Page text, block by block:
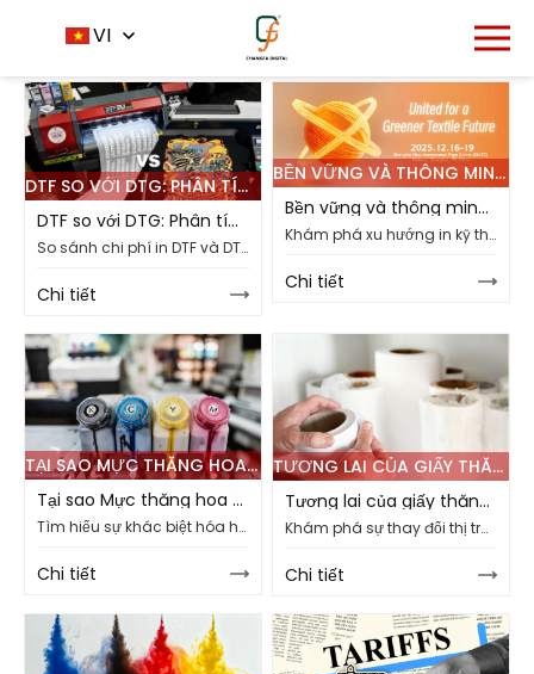
VI
Trang chủ Tin tức -
DTF SO VỚI DTG: PHÂN TÍCH CHI PHÍ-LỢI ÍCH CHO DOANH NGHIỆP IN KỸ THUẬT SỐ CỦA BẠN
DTF so với DTG: Phân tích chi phí-lợi ích cho doanh nghiệp in kỹ thuật số của bạn
So sánh chi phí in DTF và DTG, từ thiết lập dưới $ 15K đến chi phí vật liệu, cho các lựa chọn vải linh hoạt trong quần áo tùy chỉnh.
Chi tiết
BỀN VỮNG VÀ THÔNG MINH: TƯƠNG LAI IN KỸ THUẬT SỐ TẠI SHANGHAI TEX 2025
Bền vững và thông minh: Tương lai in kỹ thuật số tại Shanghai Tex 2025
Khám phá xu hướng in kỹ thuật số bền vững: mực sinh thái, giảm chất thải và quy trình làm việc AI để sản xuất dệt hiệu quả.
Chi tiết
TẠI SAO MỰC THĂNG HOA VÀ MỰC BÌNH THƯỜNG KHÔNG THỂ ĐƯỢC SỬ DỤNG THAY ĐỔI?
Tại sao Mực thăng hoa và Mực bình thường không thể được sử dụng thay đổi?
Tìm hiểu sự khác biệt hóa học giữa thăng hoa và mực bình thường: tại sao trao đổi dẫn đến tắc nghẽn, in kém và chuyển nhiệt thất bại.
Chi tiết
TƯƠNG LAI CỦA GIẤY THĂNG HOA THUỐC NHUỘM LÀ NHẸ: XU HƯỚNG THỊ TRƯỜNG 2025
Tương lai của giấy thăng hoa thuốc nhuộm là nhẹ: Xu hướng thị trường 2025
Khám phá sự thay đổi thị trường hướng tới giấy thăng hoa siêu mỏng: so sánh trọng lượng như 29gsm so với 40gsm để có hiệu quả tốt hơn trong thời trang, mặt hàng khuyến mãi và in kỹ thuật số.
Chi tiết